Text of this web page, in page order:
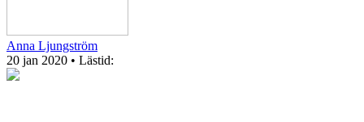
Anna Ljungström
20 jan 2020 • Lästid: